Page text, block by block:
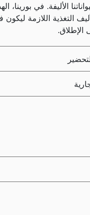
الأليفة. في بورينا،
التغذية اللازمة
الإطلاق.